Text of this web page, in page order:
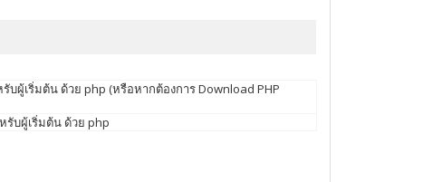
บผู้เริ่มต้น ด้วย php (หรือหากต้องการ Download PHP
รับผู้เริ่มต้น ด้วย php